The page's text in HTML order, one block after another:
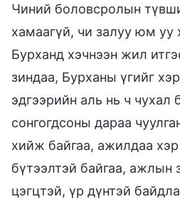
Чиний боловсролын
хамаагүй, чи залуу юм уу
Бурханд хэчнээн жил
зиндаа, Бурханы үгийг
эдгээрийн аль нь ч чухал
сонгогдсоны дараа
хийж байгаа, ажилдаа
бүтээлтэй байгаа, ажлын
цэгцтэй, үр дүнтэй